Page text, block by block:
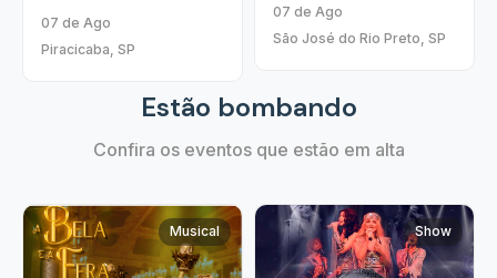
07 de Ago
Piracicaba, SP
07 de Ago
São José do Rio Preto, SP
Estão bombando
Confira os eventos que estão em alta
Musical Show